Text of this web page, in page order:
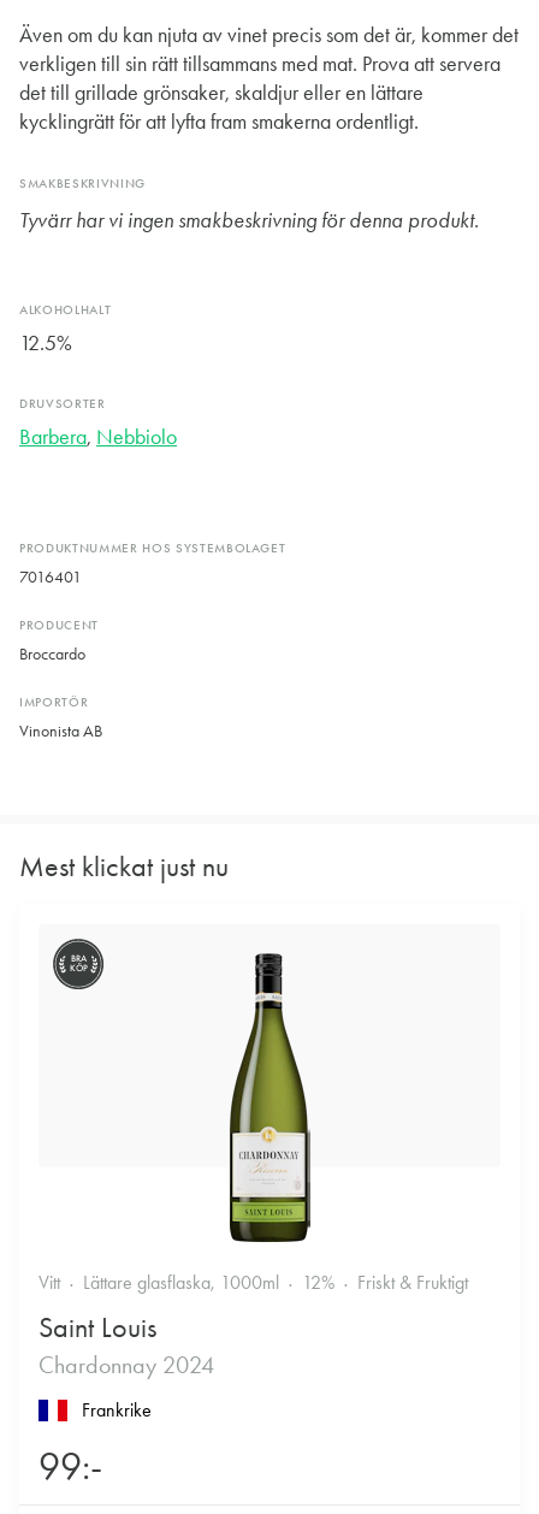
PRODUKTNUMMER HOS SYSTEMBOLAGET
7016401
PRODUCENT
Broccardo
IMPORTÖR
Vinonista AB
Även om du kan njuta av vinet precis som det är, kommer det
verkligen till sin rätt tillsammans med mat. Prova att servera
det till grillade grönsaker, skaldjur eller en lättare
kycklingrätt för att lyfta fram smakerna ordentligt.
SMAKBESKRIVNING
Tyvärr har vi ingen smakbeskrivning för denna produkt.
ALKOHOLHALT
12.5%
DRUVSORTER
Barbera, Nebbiolo
Mest klickat just nu
BRA
KÖP
Vitt Lättare glasflaska, 1000ml 12% Friskt & Fruktigt
Saint Louis
Chardonnay 2024
Frankrike
99:-